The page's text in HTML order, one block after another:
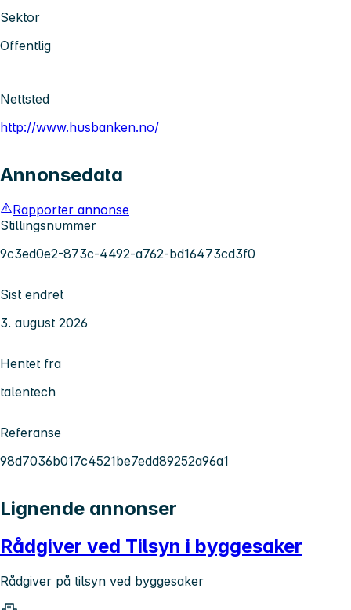
Sektor
Offentlig
Nettsted
http://www.husbanken.no/
Annonsedata
Rapporter annonse
Stillingsnummer
9c3ed0e2-873c-4492-a762-bd16473cd3f0
Sist endret
3. august 2026
Hentet fra
talentech
Referanse
98d7036b017c4521be7edd89252a96a1
Lignende annonser
Rådgiver ved Tilsyn i byggesaker
Rådgiver på tilsyn ved byggesaker